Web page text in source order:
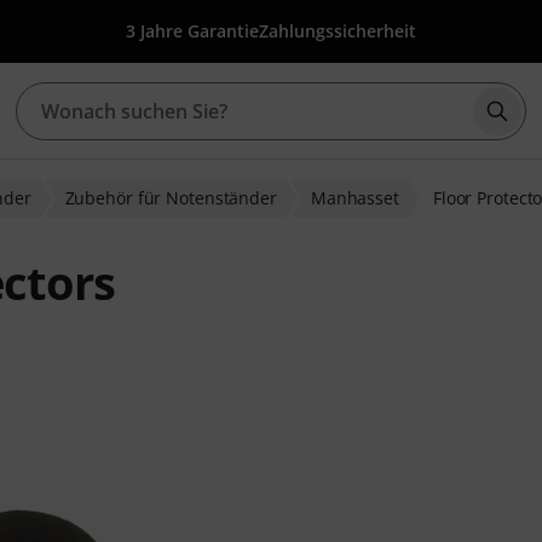
3 Jahre GarantieZahlungssicherheit
Zubehör für Notenständer Manhasset Floor